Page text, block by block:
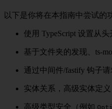
以下是你将在本指南中尝试的
使用 TypeScript 设置从
基于文件夹的发现、ts-
通过中间件/fastify 钩子
实体关系，高级实体定
高级类型安全（例如